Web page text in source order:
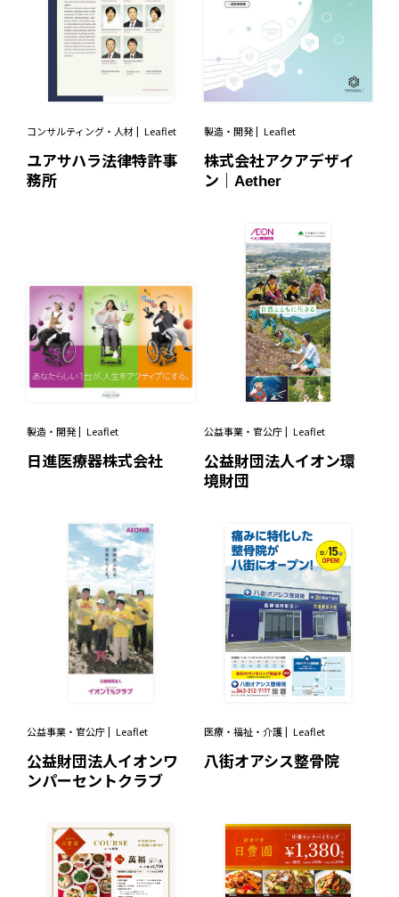
コンサルティング・人材 Leaflet
ユアサハラ法律特許事
務所
製造・開発 Leaflet
株式会社アクアデザイ
ン｜Aether
製造・開発 Leaflet
日進医療器株式会社
公益事業・官公庁 Leaflet
公益財団法人イオン環
境財団
公益事業・官公庁 Leaflet
公益財団法人イオンワ
ンパーセントクラブ
医療・福祉・介護 Leaflet
八街オアシス整骨院